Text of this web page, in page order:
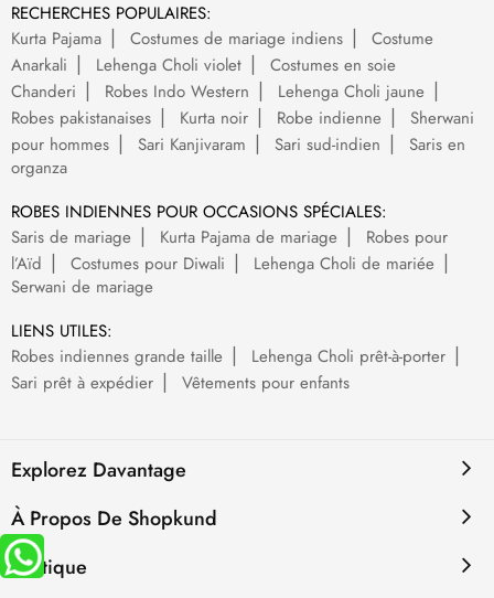
RECHERCHES POPULAIRES:
Kurta Pajama
Costumes de mariage indiens
Costume
Anarkali
Lehenga Choli violet
Costumes en soie
Chanderi
Robes Indo Western
Lehenga Choli jaune
Robes pakistanaises
Kurta noir Robe indienne
Sherwani
pour hommes
Sari Kanjivaram Sari sud-indien
Saris en
organza
ROBES INDIENNES POUR OCCASIONS SPÉCIALES:
Saris de mariage
Kurta Pajama de mariage
Robes pour
l’Aïd
Costumes pour Diwali
Lehenga Choli de mariée
Serwani de mariage
LIENS UTILES:
Robes indiennes grande taille
Lehenga Choli prêt-à-porter
Sari prêt à expédier
Vêtements pour enfants
Explorez Davantage
À Propos De Shopkund
Politique